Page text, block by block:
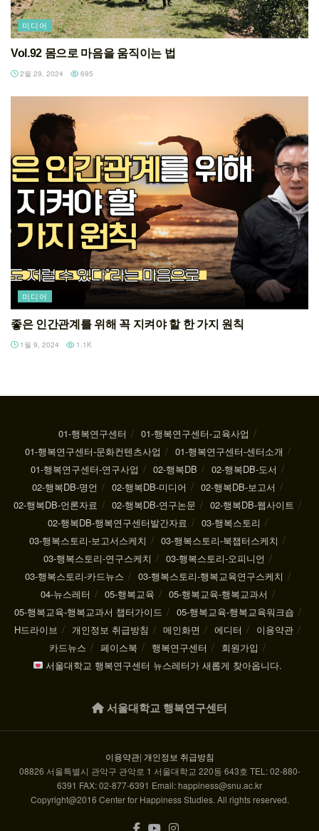
미디어
Vol.92 몸으로 마음을 움직이는 법
2월 29, 2024 695
미디어
좋은 인간관계를 위해 꼭 지켜야 할 한 가지 원칙
1월 9, 2024 1.1K
01-행복연구센터
01-행복연구센터-교육사업
01-행복연구센터-문화컨텐츠사업
01-행복연구센터-센터소개
01-행복연구센터-연구사업
02-행복DB
02-행복DB-도서
02-행복DB-명언
02-행복DB-미디어
02-행복DB-보고서
02-행복DB-언론자료
02-행복DB-연구논문
02-행복DB-웹사이트
02-행복DB-행복연구센터발간자료
03-행복스토리
03-행복스토리-보고서스케치
03-행복스토리-북챕터스케치
03-행복스토리-연구스케치
03-행복스토리-오피니언
03-행복스토리-카드뉴스
03-행복스토리-행복교육연구스케치
04-뉴스레터
05-행복교육
05-행복교육-행복교과서
05-행복교육-행복교과서 챕터가이드
05-행복교육-행복교육워크숍
H드라이브
개인정보 취급방침 메인화면 에디터
이용약관
카드뉴스
페이스북 행복연구센터
회원가입
서울대학교 행복연구센터 뉴스레터가 새롭게 찾아옵니다.
서울대학교 행복연구센터
이용약관| 개인정보 취급방침
08826 서울특별시 관악구 관악로 1 서울대학교 220동 643호 TEL: 02-880-
6391 FAX: 02-877-6391 Email: happiness@snu.ac.kr
Copyright@2016 Center for Happiness Studies. All rights reserved.